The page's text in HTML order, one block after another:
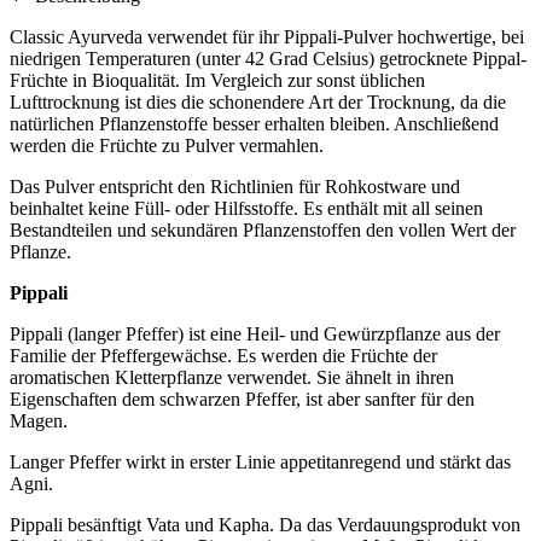
Classic Ayurveda verwendet für ihr Pippali-Pulver hochwertige, bei
niedrigen Temperaturen (unter 42 Grad Celsius) getrocknete Pippal-
Früchte in Bioqualität. Im Vergleich zur sonst üblichen
Lufttrocknung ist dies die schonendere Art der Trocknung, da die
natürlichen Pflanzenstoffe besser erhalten bleiben. Anschließend
werden die Früchte zu Pulver vermahlen.
Das Pulver entspricht den Richtlinien für Rohkostware und
beinhaltet keine Füll- oder Hilfsstoffe. Es enthält mit all seinen
Bestandteilen und sekundären Pflanzenstoffen den vollen Wert der
Pflanze.
Pippali
Pippali (langer Pfeffer) ist eine Heil- und Gewürzpflanze aus der
Familie der Pfeffergewächse. Es werden die Früchte der
aromatischen Kletterpflanze verwendet. Sie ähnelt in ihren
Eigenschaften dem schwarzen Pfeffer, ist aber sanfter für den
Magen.
Langer Pfeffer wirkt in erster Linie appetitanregend und stärkt das
Agni.
Pippali besänftigt Vata und Kapha. Da das Verdauungsprodukt von